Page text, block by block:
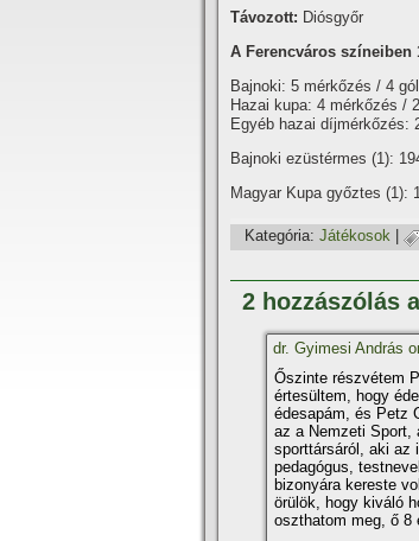
Távozott: Diósgyőr
A Ferencváros szí­neiben
Bajnoki: 5 mérkőzés / 4 gól
Hazai kupa: 4 mérkőzés /
Egyéb hazai dí­jmérkőzés:
Bajnoki ezüstérmes (1):
Magyar Kupa győztes (1):
Kategória: Játékosok
2 hozzászólás
dr. Gyimesi András
Őszinte részvétem
értesültem, hogy
édesapám, és Petz
az a Nemzeti Sport,
sporttársáról, aki az
pedagógus,
bizonyára kereste
örülök, hogy kiváló
oszthatom meg, ő 8